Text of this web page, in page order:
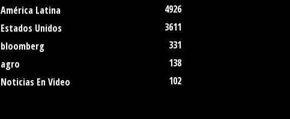
América Latina
4926
Estados Unidos
3611
bloomberg
331
agro
138
Noticias En Video
102